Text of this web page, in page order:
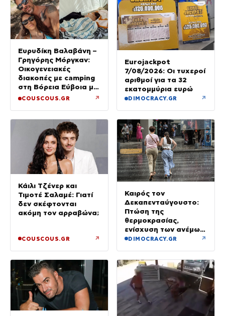
Ευρυδίκη Βαλαβάνη –
Γρηγόρης Μόργκαν:
Οικογενειακές
διακοπές με camping
στη Βόρεια Εύβοια με
τον ενός έτους γιο
COUSCOUS.GR ↗
Eurojackpot
7/08/2026: Οι τυχεροί
αριθμοί για τα 32
εκατομμύρια ευρώ
DIMOCRACY.GR ↗
Κάιλι Τζένερ και
Τιμοτέ Σαλαμέ: Γιατί
δεν σκέφτονται
ακόμη τον αρραβώνα;
COUSCOUS.GR ↗
Καιρός τον
Δεκαπενταύγουστο:
Πτώση της
θερμοκρασίας,
ενίσχυση των ανέμων
και καταιγίδες όπου
DIMOCRACY.GR ↗